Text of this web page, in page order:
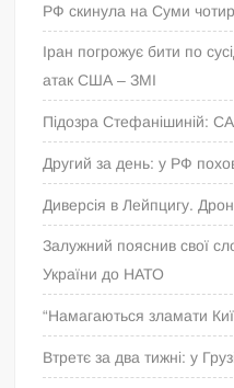
РФ скинула на Суми
Іран погрожує бити по
атак США – ЗМІ
Підозра Стефанішиній:
Другий за день: у РФ
Диверсія в Лейпцигу. Дрон
Залужний пояснив свої
України до НАТО
“Намагаються зламати
Втретє за два тижні: у